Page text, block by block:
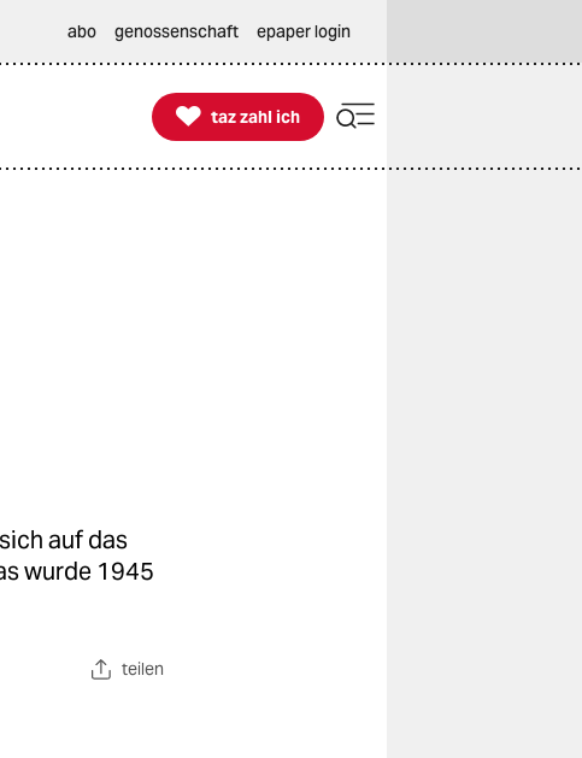
abo genossenschaft epaper login

taz zahl ich
taz zahl ich
auf das
wurde 1945
teilen